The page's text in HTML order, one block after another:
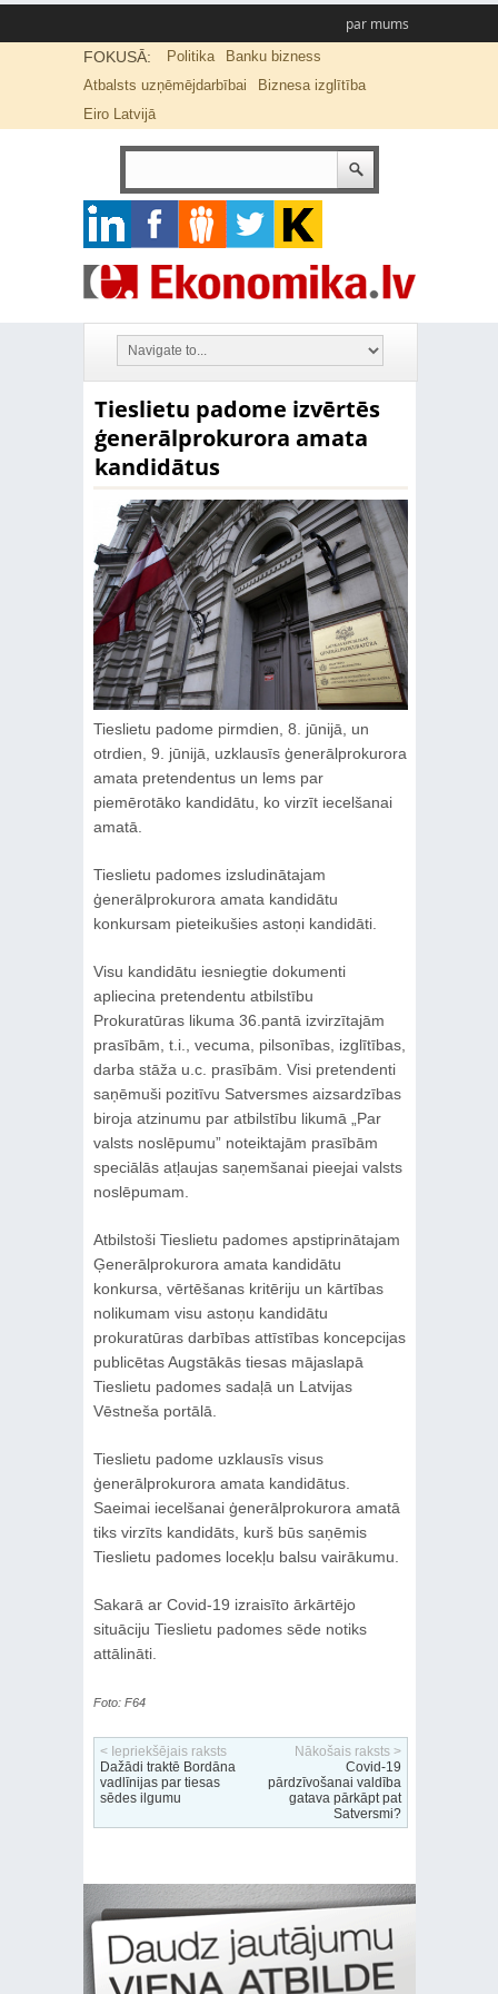
par mums
FOKUSĀ: Politika
Banku bizness
Atbalsts uzņēmējdarbībai
Biznesa izglītība
Eiro Latvijā
Tieslietu padome izvērtēs
ģenerālprokurora amata
kandidātus
Tieslietu padome pirmdien, 8. jūnijā, un
otrdien, 9. jūnijā, uzklausīs ģenerālprokurora
amata pretendentus un lems par
piemērotāko kandidātu, ko virzīt iecelšanai
amatā.
Tieslietu padomes izsludinātajam
ģenerālprokurora amata kandidātu
konkursam pieteikušies astoņi kandidāti.
Visu kandidātu iesniegtie dokumenti
apliecina pretendentu atbilstību
Prokuratūras likuma 36.pantā izvirzītajām
prasībām, t.i., vecuma, pilsonības, izglītības,
darba stāža u.c. prasībām. Visi pretendenti
saņēmuši pozitīvu Satversmes aizsardzības
biroja atzinumu par atbilstību likumā „Par
valsts noslēpumu” noteiktajām prasībām
speciālās atļaujas saņemšanai pieejai valsts
noslēpumam.
Atbilstoši Tieslietu padomes apstiprinātajam
Ģenerālprokurora amata kandidātu
konkursa, vērtēšanas kritēriju un kārtības
nolikumam visu astoņu kandidātu
prokuratūras darbības attīstības koncepcijas
publicētas Augstākās tiesas mājaslapā
Tieslietu padomes sadaļā un Latvijas
Vēstneša portālā.
Tieslietu padome uzklausīs visus
ģenerālprokurora amata kandidātus.
Saeimai iecelšanai ģenerālprokurora amatā
tiks virzīts kandidāts, kurš būs saņēmis
Tieslietu padomes locekļu balsu vairākumu.
Sakarā ar Covid-19 izraisīto ārkārtējo
situāciju Tieslietu padomes sēde notiks
attālināti.
Foto: F64
< Iepriekšējais raksts
Dažādi traktē Bordāna
vadlīnijas par tiesas
sēdes ilgumu
Nākošais raksts >
Covid-19
pārdzīvošanai valdība
gatava pārkāpt pat
Satversmi?